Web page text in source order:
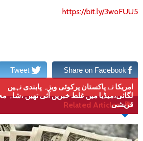
https://bit.ly/3woFUU5
Share on Facebook
Tweet
Related Articles
امریکا نے پاکستان پرکوئی ویزہ پابندی نہیں
لگائی،میڈیا میں غلط خبریں آئی تھیں ،شاہ
قریشی